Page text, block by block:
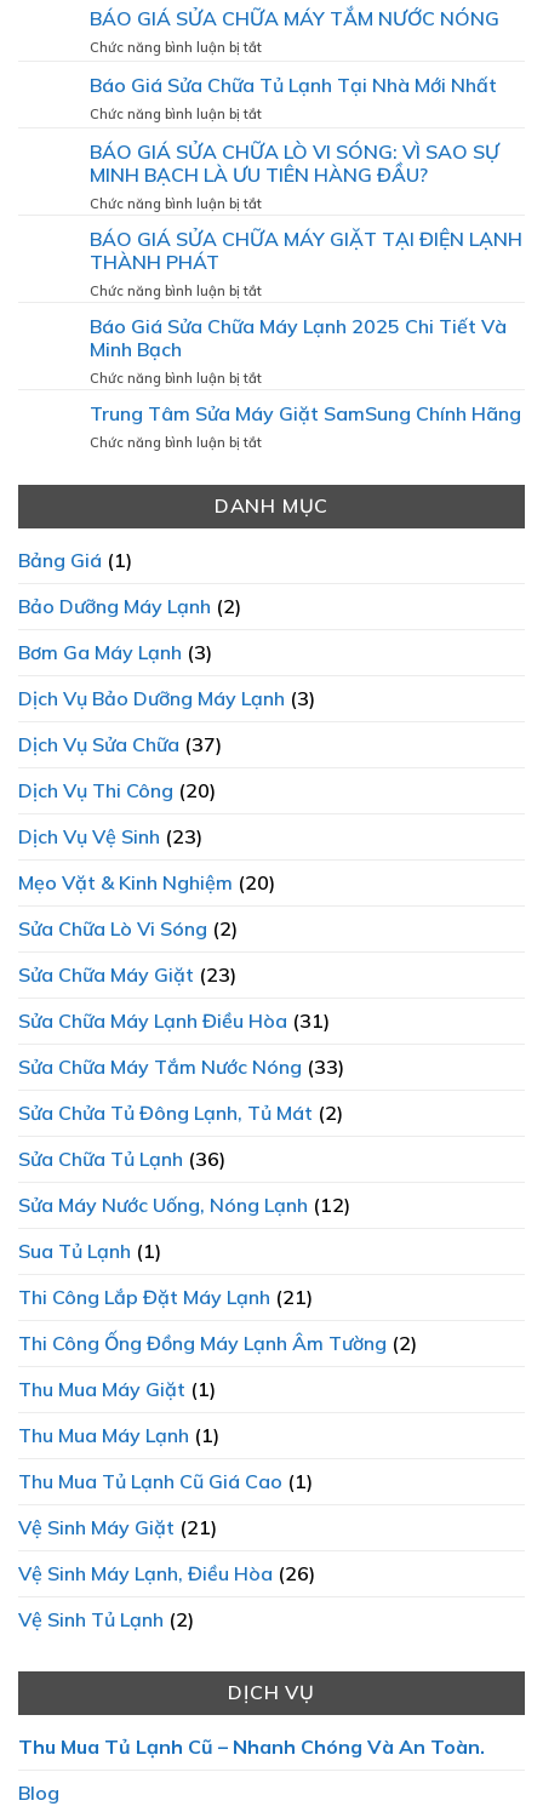
LẠNH
VỆ
MÁY
GIẶT
GIÁ
VỆ
MÁY
LẠNH
BÁO GIÁ SỬA CHỮA MÁY TẮM NƯỚC NÓNG
Chức năng bình luận bị tắtở
GIÁ
MÁY
TẮM
NÓNG
Báo Giá Sửa Chữa Tủ Lạnh Tại Nhà Mới Nhất
Chức năng bình luận bị tắtở
Giá
Sửa
Lạnh
Mới
Nhất
BÁO GIÁ SỬA CHỮA LÒ VI SÓNG: VÌ SAO SỰ
MINH BẠCH LÀ ƯU TIÊN HÀNG ĐẦU?
Chức năng bình luận bị tắtở
GIÁ
VI
SAO
SỰ
MINH
BẠCH
ƯU
TIÊN
HÀNG
BÁO GIÁ SỬA CHỮA MÁY GIẶT TẠI ĐIỆN LẠNH
THÀNH PHÁT
Chức năng bình luận bị tắtở
GIÁ
GIẶT
THÀNH
PHÁT
Báo Giá Sửa Chữa Máy Lạnh 2025 Chi Tiết Và
Minh Bạch
Chức năng bình luận bị tắtở
Giá
Sửa
Lạnh
Trung Tâm Sửa Máy Giặt SamSung Chính Hãng
Chức năng bình luận bị tắtở
Tâm
Sửa
DANH MỤC
Bảng Giá (1)
Bảo Dưỡng Máy Lạnh (2)
Bơm Ga Máy Lạnh (3)
Dịch Vụ Bảo Dưỡng Máy Lạnh (3)
Dịch Vụ Sửa Chữa (37)
Dịch Vụ Thi Công (20)
Dịch Vụ Vệ Sinh (23)
Mẹo Vặt & Kinh Nghiệm (20)
Sửa Chữa Lò Vi Sóng (2)
Sửa Chữa Máy Giặt (23)
Sửa Chữa Máy Lạnh Điều Hòa (31)
Sửa Chữa Máy Tắm Nước Nóng (33)
Sửa Chửa Tủ Đông Lạnh, Tủ Mát (2)
Sửa Chữa Tủ Lạnh (36)
Sửa Máy Nước Uống, Nóng Lạnh (12)
Sua Tủ Lạnh (1)
Thi Công Lắp Đặt Máy Lạnh (21)
Thi Công Ống Đồng Máy Lạnh Âm Tường (2)
Thu Mua Máy Giặt (1)
Thu Mua Máy Lạnh (1)
Thu Mua Tủ Lạnh Cũ Giá Cao (1)
Vệ Sinh Máy Giặt (21)
Vệ Sinh Máy Lạnh, Điều Hòa (26)
Vệ Sinh Tủ Lạnh (2)
DỊCH VỤ
Thu Mua Tủ Lạnh Cũ – Nhanh Chóng Và An Toàn.
Blog